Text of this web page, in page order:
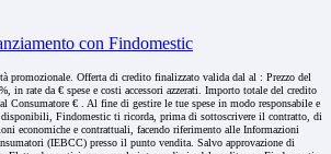
con Findomestic
promozionale. Offerta di credito finalizzato valida dal al : Prezzo del
in rate da € spese e costi accessori azzerati. Importo totale del credito
Consumatore € . Al fine di gestire le tue spese in modo responsabile e
disponibili, Findomestic ti ricorda, prima di sottoscrivere il contratto, di
economiche e contrattuali, facendo riferimento alle Informazioni
(IEBCC) presso il punto vendita. Salvo approvazione di